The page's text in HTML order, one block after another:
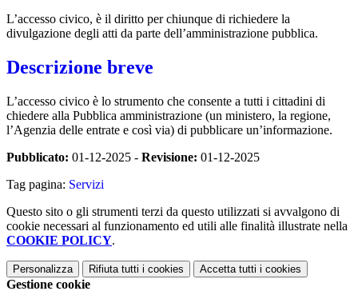
L’accesso civico, è il diritto per chiunque di richiedere la
divulgazione degli atti da parte dell’amministrazione pubblica.
Descrizione breve
L’accesso civico è lo strumento che consente a tutti i cittadini di
chiedere alla Pubblica amministrazione (un ministero, la regione,
l’Agenzia delle entrate e così via) di pubblicare un’informazione.
Pubblicato: 01-12-2025 - Revisione: 01-12-2025
Tag pagina: Servizi
Questo sito o gli strumenti terzi da questo utilizzati si avvalgono di
cookie necessari al funzionamento ed utili alle finalità illustrate nella
COOKIE POLICY.
Personalizza Rifiuta tutti i cookies Accetta tutti i cookies
Gestione cookie